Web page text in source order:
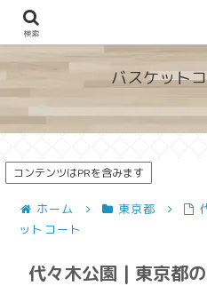
地図から探せる！穴場が見
バスケット
コンテンツはPRを含みます
ホーム 東京都
ットコート
代々木公園 | 東京都
検索